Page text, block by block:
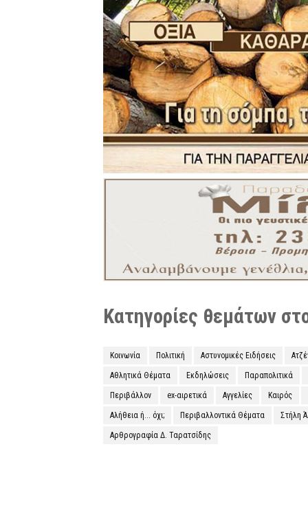
Κατηγορίες θεμάτων
Κοινωνία Πολιτική Αστυνομικές Ειδήσεις
Αθλητικά Θέματα Εκδηλώσεις Παραπολιτικά
Περιβάλλον ex-αιρετικά Αγγελίες Καιρός
Αλήθεια ή... όχι; Περιβαλλοντικά Θέματα Στήλη
Αρθρογραφία Δ. Ταρατσίδης